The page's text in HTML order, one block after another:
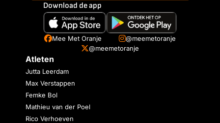
Download de app
Mee Met Oranje
@meemetoranje
@meemetoranje
Atleten
Jutta Leerdam
Max Verstappen
Femke Bol
Mathieu van der Poel
Rico Verhoeven